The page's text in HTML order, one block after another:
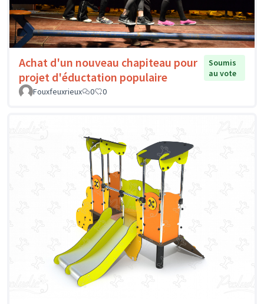
Achat d'un nouveau chapiteau pour
projet d'éductation populaire
Soumis
au vote
Fouxfeuxrieux
0 0